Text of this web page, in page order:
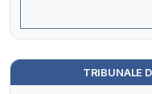
TRIBUNALE